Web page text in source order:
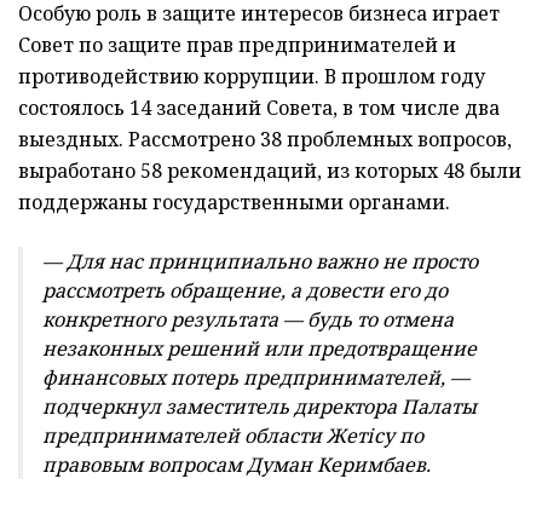
Особую роль в защите интересов бизнеса играет
Совет по защите прав предпринимателей и
противодействию коррупции. В прошлом году
состоялось 14 заседаний Совета, в том числе два
выездных. Рассмотрено 38 проблемных вопросов,
выработано 58 рекомендаций, из которых 48 были
поддержаны государственными органами.
— Для нас принципиально важно не просто
рассмотреть обращение, а довести его до
конкретного результата — будь то отмена
незаконных решений или предотвращение
финансовых потерь предпринимателей, —
подчеркнул заместитель директора Палаты
предпринимателей области Жетісу по
правовым вопросам Думан Керимбаев.